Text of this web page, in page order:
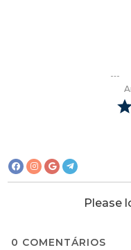
Please
0 COMENTÁRIOS